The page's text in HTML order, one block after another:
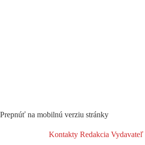
Prepnúť na mobilnú verziu stránky
Kontakty Redakcia Vydavateľ